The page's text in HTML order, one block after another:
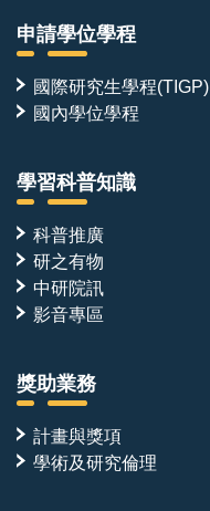
申請學位學程
國際研究生學程(TIGP)
國內學位學程
學習科普知識
科普推廣
研之有物
中研院訊
影音專區
獎助業務
計畫與獎項
學術及研究倫理